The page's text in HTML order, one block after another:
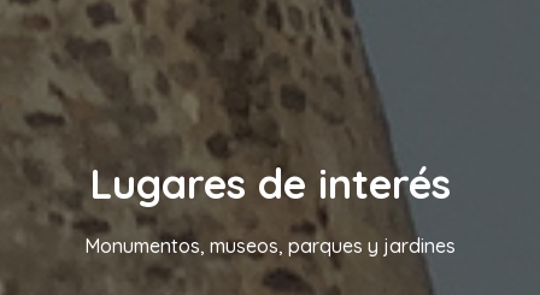
Lugares de interés
Monumentos, museos, parques y jardines